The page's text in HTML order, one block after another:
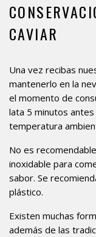
CAVIAR
Una vez recibas
mantenerlo en la
el momento de
lata 5 minutos antes
temperatura
No es
inoxidable para
sabor. Se
plástico.
Existen muchas
además de las